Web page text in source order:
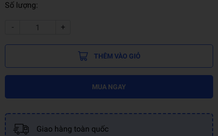
Số lượng:
- +
THÊM VÀO GIỎ
MUA NGAY
Giao hàng toàn quốc